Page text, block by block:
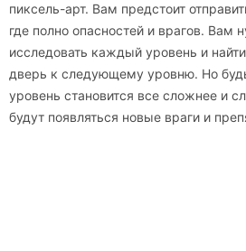
пиксель-арт. Вам предстоит
где полно опасностей и врагов. Вам
исследовать каждый уровень и
дверь к следующему уровню. Но
уровень становится все сложнее и
будут появляться новые враги и